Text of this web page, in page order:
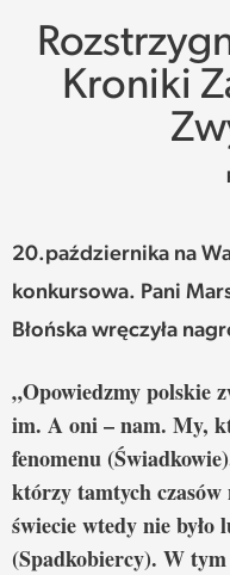
REKOMENDACJE
TEKSTY Z MIESIĘCZNIKA
Kroniki
20.października na
konkursowa. Pani
Błońska wręczyła
„Opowiedzmy polskie
im. A oni – nam. My,
fenomenu
którzy tamtych
świecie wtedy nie było
(Spadkobiercy). W